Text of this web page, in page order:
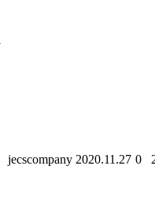
jecscompany 2020.11.27 0